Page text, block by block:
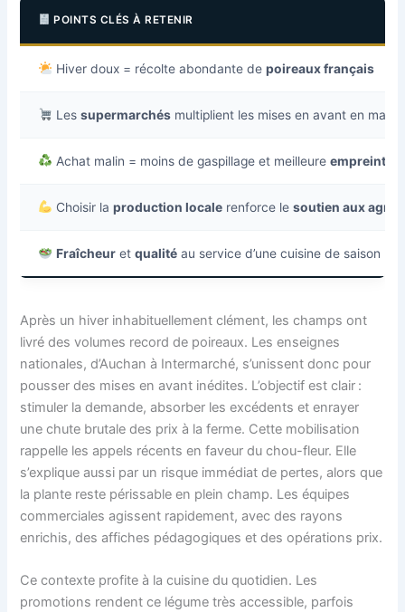
POINTS CLÉS À RETENIR
Hiver doux = récolte abondante depoireaux français
Lessupermarchés multiplient les mises en avant en
Achat malin = moins de gaspillage et meilleureempreinte
Choisir laproduction locale renforce lesoutien aux
Fraîcheur etqualité au service d’une cuisine de saison
Après un hiver inhabituellement clément, les champs ont
livré des volumes record de poireaux. Les enseignes
nationales, d’Auchan à Intermarché, s’unissent donc pour
pousser des mises en avant inédites. L’objectif est clair :
stimuler la demande, absorber les excédents et enrayer
une chute brutale des prix à la ferme. Cette mobilisation
rappelle les appels récents en faveur du chou-fleur. Elle
s’explique aussi par un risque immédiat de pertes, alors que
la plante reste périssable en plein champ. Les équipes
commerciales agissent rapidement, avec des rayons
enrichis, des affiches pédagogiques et des opérations prix.
Ce contexte profite à la cuisine du quotidien. Les
promotions rendent ce légume très accessible, parfois